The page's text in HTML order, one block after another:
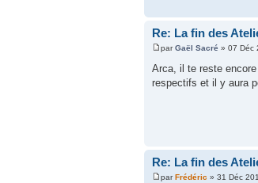
Re: La fin des
parGaël Sacré » 07 Déc
Arca, il te reste
respectifs et il y aura
Re: La fin des
parFrédéric » 31 Déc